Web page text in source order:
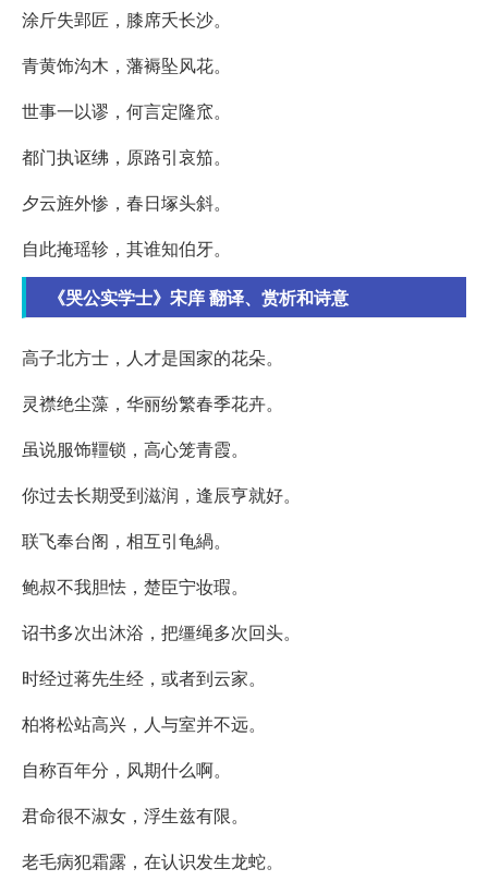
涂斤失郢匠，膝席夭长沙。
青黄饰沟木，藩褥坠风花。
世事一以谬，何言定隆窊。
都门执讴绋，原路引哀笳。
夕云旌外惨，春日塚头斜。
自此掩瑶轸，其谁知伯牙。
《哭公实学士》宋庠 翻译、赏析和诗意
高子北方士，人才是国家的花朵。
灵襟绝尘藻，华丽纷繁春季花卉。
虽说服饰韁锁，高心笼青霞。
你过去长期受到滋润，逢辰亨就好。
联飞奉台阁，相互引龟緺。
鲍叔不我胆怯，楚臣宁妆瑕。
诏书多次出沐浴，把缰绳多次回头。
时经过蒋先生经，或者到云家。
柏将松站高兴，人与室并不远。
自称百年分，风期什么啊。
君命很不淑女，浮生兹有限。
老毛病犯霜露，在认识发生龙蛇。